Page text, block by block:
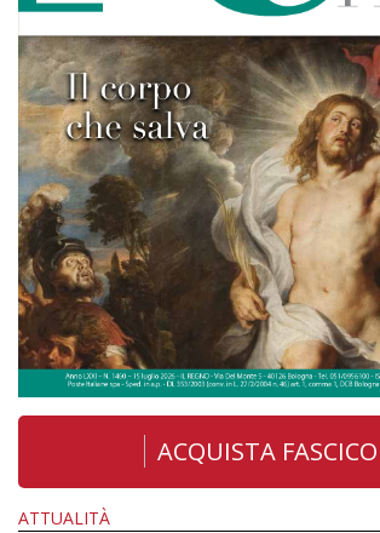
ACQUISTA
ATTUALITÀ